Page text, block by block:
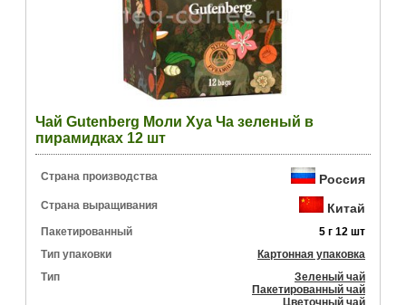
Чай Gutenberg Моли Хуа Ча зеленый в
пирамидках 12 шт
Страна производства Россия
Страна выращивания Китай
Пакетированный
5 г 12 шт
Тип упаковки
Картонная упаковка
Тип
Зеленый чай
Пакетированный чай
Цветочный чай